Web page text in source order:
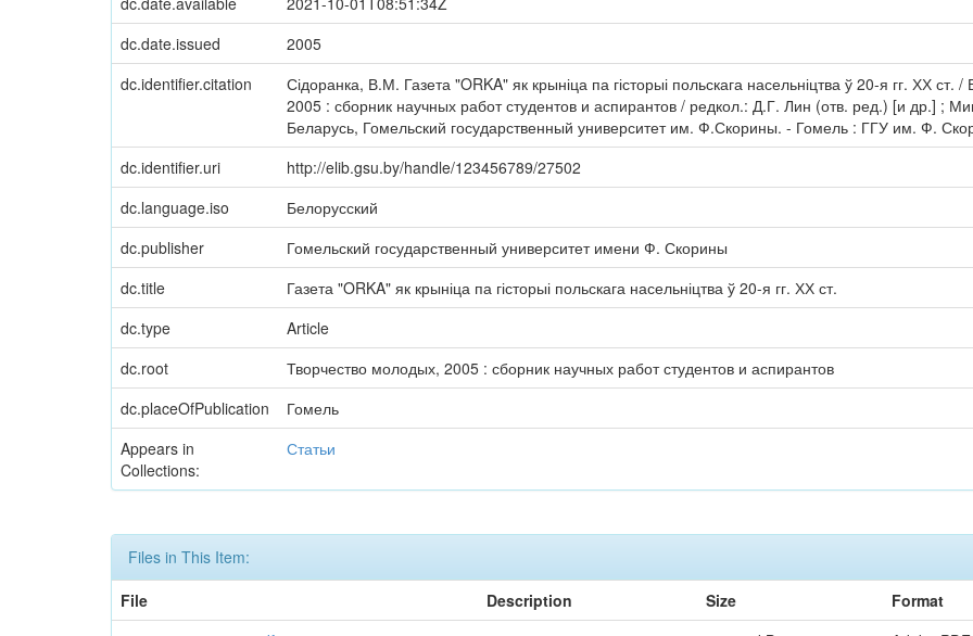
dc.date.issued
2005
dc.identifier.citation
Сідоранка, В.М. Газета "ORKA" як крыніца па гісторыі польскага насельніцтва ў 20-я гг. ХХ
2005 : сборник научных работ студентов и аспирантов / редкол.: Д.Г. Лин (отв. ред.) [и др.] ;
Беларусь, Гомельский государственный университет им. Ф.Скорины. - Гомель : ГГУ им. Ф.
dc.identifier.uri http://elib.gsu.by/handle/123456789/27502
dc.language.iso
Белорусский
dc.publisher
Гомельский государственный университет имени Ф. Скорины
dc.title
Газета "ORKA" як крыніца па гісторыі польскага насельніцтва ў 20-я гг. ХХ ст.
dc.type
Article
dc.root
Творчество молодых, 2005 : сборник научных работ студентов и аспирантов
dc.placeOfPublication
Гомель
Appears in
Collections:
Статьи
Files in This Item:
File
Description Size
Format